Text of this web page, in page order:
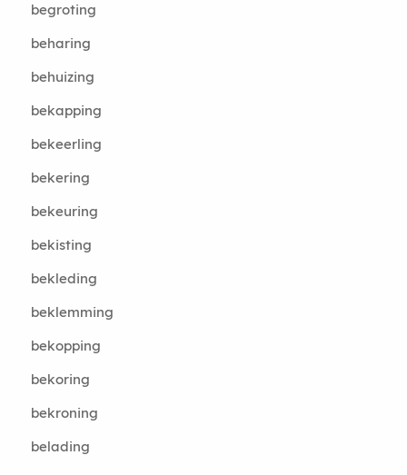
begroting
beharing
behuizing
bekapping
bekeerling
bekering
bekeuring
bekisting
bekleding
beklemming
bekopping
bekoring
bekroning
belading